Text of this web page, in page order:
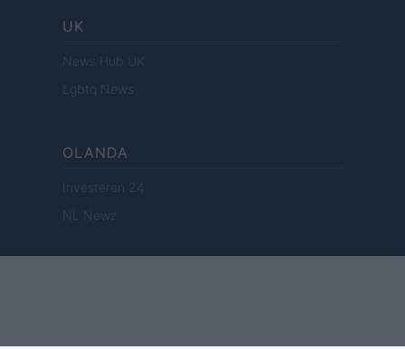
UK
News Hub UK
Lgbtq News
OLANDA
Investeren 24
NL Newz